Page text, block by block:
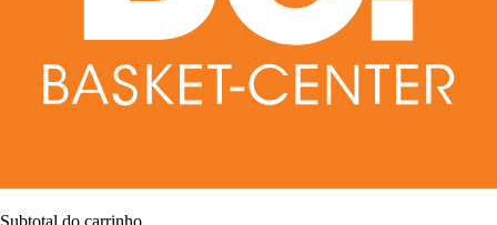
Subtotal do carrinho